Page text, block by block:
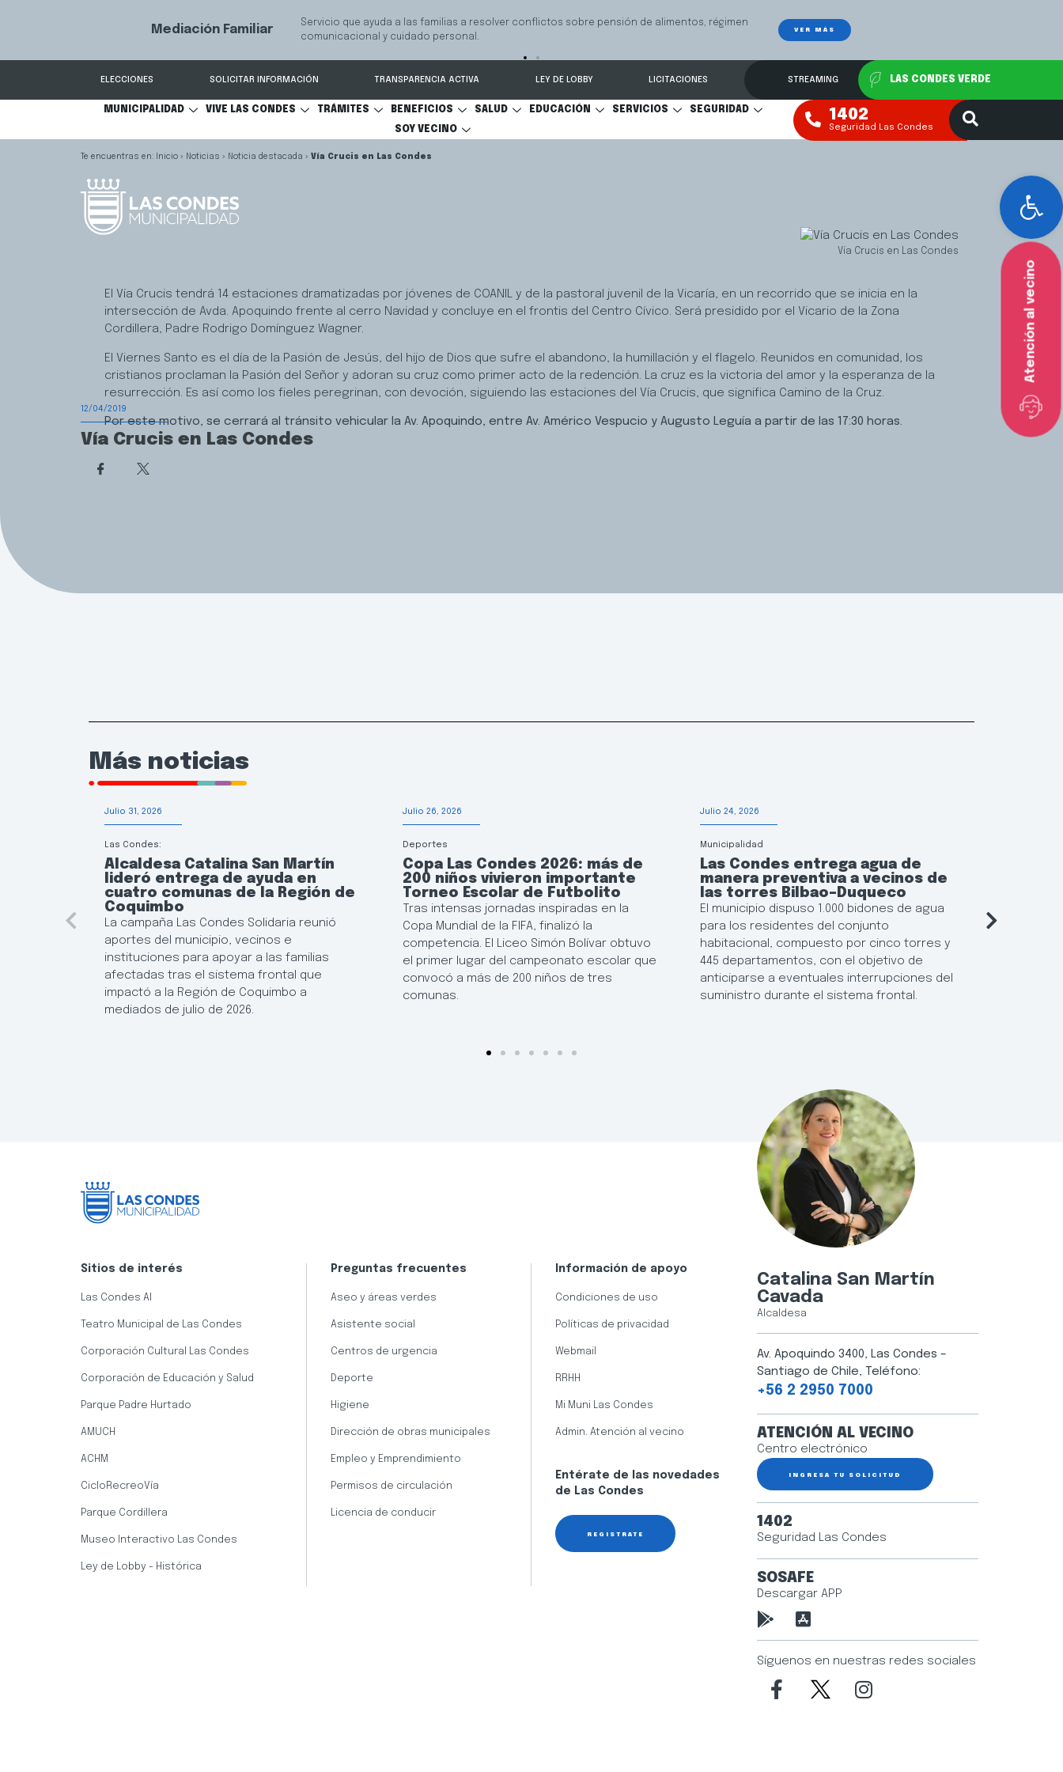
Mediación Familiar
Servicio que ayuda a las familias a resolver conflictos sobre pensión de alimentos, régimen
comunicacional y cuidado personal.
VER MÁS
ELECCIONES SOLICITAR INFORMACIÓN TRANSPARENCIA ACTIVA LEY DE LOBBY LICITACIONES STREAMING LAS CONDES VERDE
MUNICIPALIDAD VIVE LAS CONDES TRÁMITES BENEFICIOS SALUD EDUCACIÓN SERVICIOS SEGURIDAD
SOY VECINO
1402
Seguridad Las Condes
Inicio » Noticias » Noticia destacada » Vía Crucis en Las Condes
Atención al vecino
12/04/2019
Vía Crucis en Las Condes
Vía Crucis en Las Condes
El Vía Crucis tendrá 14 estaciones dramatizadas por jóvenes de COANIL y de la pastoral juvenil de la Vicaría, en un recorrido que se inicia en la
intersección de Avda. Apoquindo frente al cerro Navidad y concluye en el frontis del Centro Cívico. Será presidido por el Vicario de la Zona
Cordillera, Padre Rodrigo Domínguez Wagner.
El Viernes Santo es el día de la Pasión de Jesús, del hijo de Dios que sufre el abandono, la humillación y el flagelo. Reunidos en comunidad, los
cristianos proclaman la Pasión del Señor y adoran su cruz como primer acto de la redención. La cruz es la victoria del amor y la esperanza de la
resurrección. Es así como los fieles peregrinan, con devoción, siguiendo las estaciones del Vía Crucis, que significa Camino de la Cruz.
Por este motivo, se cerrará al tránsito vehicular la Av. Apoquindo, entre Av. Américo Vespucio y Augusto Leguía a partir de las 17:30 horas.
Más noticias
Julio 31, 2026
Las Condes:
Alcaldesa Catalina San Martín
lideró entrega de ayuda en
cuatro comunas de la Región de
Coquimbo
La campaña Las Condes Solidaria reunió
aportes del municipio, vecinos e
instituciones para apoyar a las familias
afectadas tras el sistema frontal que
impactó a la Región de Coquimbo a
mediados de julio de 2026.
Julio 26, 2026
Deportes
Copa Las Condes 2026: más de
200 niños vivieron importante
Torneo Escolar de Futbolito
Tras intensas jornadas inspiradas en la
Copa Mundial de la FIFA, finalizó la
competencia. El Liceo Simón Bolívar obtuvo
el primer lugar del campeonato escolar que
convocó a más de 200 niños de tres
comunas.
Julio 24, 2026
Municipalidad
Las Condes entrega agua de
manera preventiva a vecinos de
las torres Bilbao–Duqueco
El municipio dispuso 1.000 bidones de agua
para los residentes del conjunto
habitacional, compuesto por cinco torres y
445 departamentos, con el objetivo de
anticiparse a eventuales interrupciones del
suministro durante el sistema frontal.
Sitios de interés
Las Condes AI
Teatro Municipal de Las Condes
Corporación Cultural Las Condes
Corporación de Educación y Salud
Parque Padre Hurtado
AMUCH
ACHM
CicloRecreoVía
Parque Cordillera
Museo Interactivo Las Condes
Ley de Lobby - Histórica
Preguntas frecuentes
Aseo y áreas verdes
Asistente social
Centros de urgencia
Deporte
Higiene
Dirección de obras municipales
Empleo y Emprendimiento
Permisos de circulación
Licencia de conducir
Información de apoyo
Condiciones de uso
Políticas de privacidad
Webmail
RRHH
Mi Muni Las Condes
Admin. Atención al vecino
Entérate de las novedades
de Las Condes
REGÍSTRATE
Catalina San Martín
Cavada
Alcaldesa
Av. Apoquindo 3400, Las Condes –
Santiago de Chile, Teléfono:
+56 2 2950 7000
ATENCIÓN AL VECINO
Centro electrónico
INGRESA TU SOLICITUD
1402
Seguridad Las Condes
SOSAFE
Descargar APP
Síguenos en nuestras redes sociales